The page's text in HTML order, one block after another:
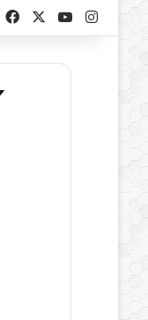
FacebookYouTube